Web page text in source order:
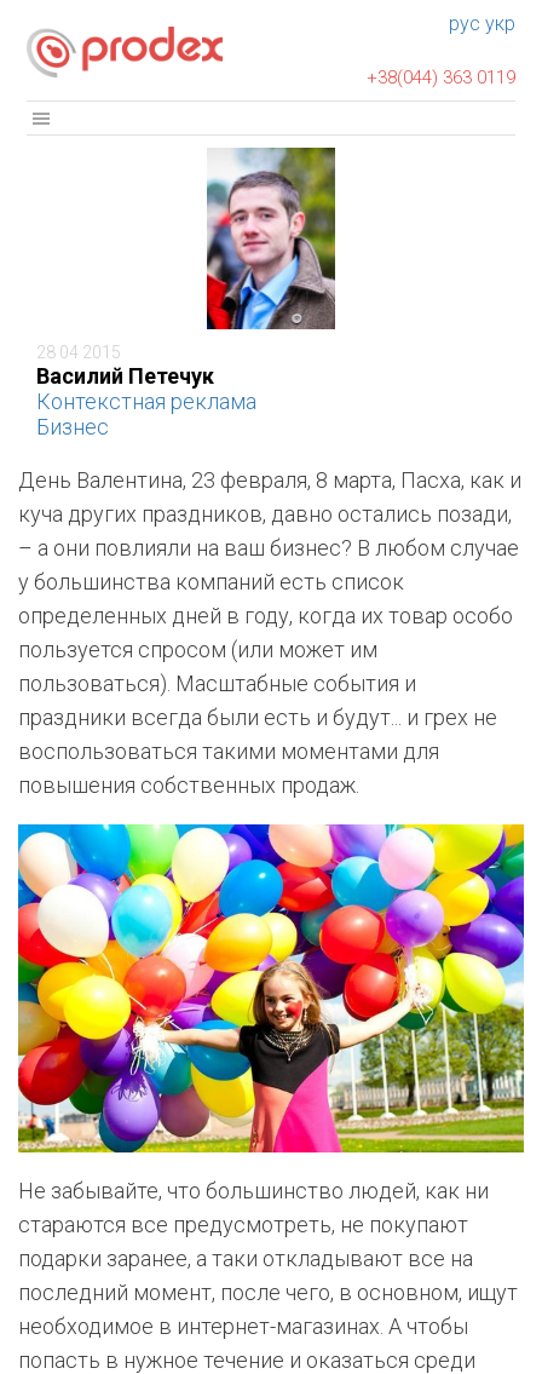
рус укр
+38(044) 363 0119
28 04 2015
Василий Петечук
Контекстная реклама
Бизнес
День Валентина, 23 февраля, 8 марта, Пасха, как и
куча других праздников, давно остались позади,
– а они повлияли на ваш бизнес? В любом случае
у большинства компаний есть список
определенных дней в году, когда их товар особо
пользуется спросом (или может им
пользоваться). Масштабные события и
праздники всегда были есть и будут... и грех не
воспользоваться такими моментами для
повышения собственных продаж.
Не забывайте, что большинство людей, как ни
стараются все предусмотреть, не покупают
подарки заранее, а таки откладывают все на
последний момент, после чего, в основном, ищут
необходимое в интернет-магазинах. А чтобы
попасть в нужное течение и оказаться среди